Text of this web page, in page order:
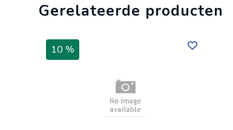
Gerelateerde producten
10 %